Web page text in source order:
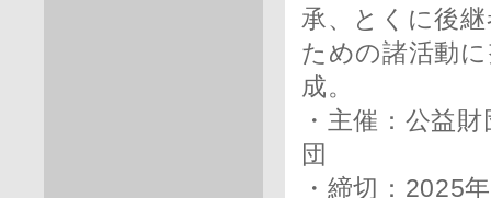
承、とくに後
ための諸活動
成。
・主催：公益
団
・締切：2025